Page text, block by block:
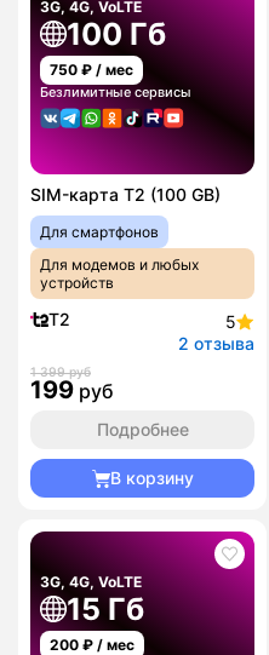
3G, 4G, VoLTE
100 Гб
750 ₽ / мес
Безлимитные сервисы
SIM-карта T2 (100 GB)
Для смартфонов
Для модемов и любых
устройств
T2
5
2 отзыва
1 399 руб
199 руб
Подробнее
В корзину
3G, 4G, VoLTE
15 Гб
200 ₽ / мес